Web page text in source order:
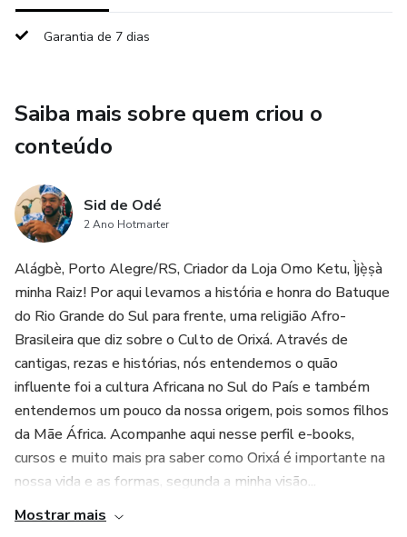
Garantia de 7 dias
Saiba mais sobre quem criou o
conteúdo
Sid de Odé
2 Ano Hotmarter
Alágbè, Porto Alegre/RS, Criador da Loja Omo Ketu, Ìjẹ̀ṣà
minha Raiz! Por aqui levamos a história e honra do Batuque
do Rio Grande do Sul para frente, uma religião Afro-
Brasileira que diz sobre o Culto de Orixá. Através de
cantigas, rezas e histórias, nós entendemos o quão
influente foi a cultura Africana no Sul do País e também
entendemos um pouco da nossa origem, pois somos filhos
da Mãe África. Acompanhe aqui nesse perfil e-books,
cursos e muito mais pra saber como Orixá é importante na
nossa vida e as formas, segunda a minha visão...
Mostrar mais